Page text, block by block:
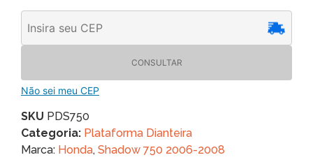
CONSULTAR
Não sei meu CEP
SKU PDS750
Categoria: Plataforma Dianteira
Marca: Honda, Shadow 750 2006-2008